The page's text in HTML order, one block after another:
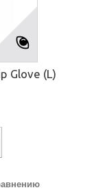
Glove (L)